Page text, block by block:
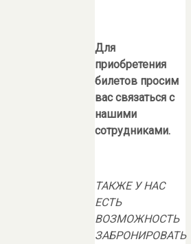
Для
приобретения
билетов просим
вас связаться с
нашими
сотрудниками.
ТАКЖЕ У НАС
ЕСТЬ
ВОЗМОЖНОСТЬ
ЗАБРОНИРОВАТЬ